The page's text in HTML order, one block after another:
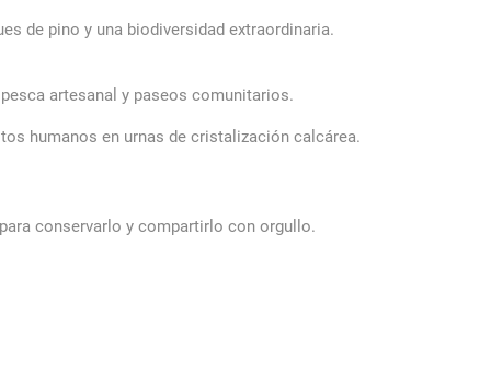
de pino y una biodiversidad extraordinaria.
artesanal y paseos comunitarios.
humanos en urnas de cristalización calcárea.
conservarlo y compartirlo con orgullo.